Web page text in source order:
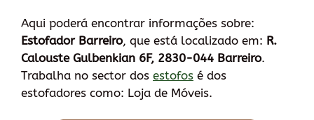
Aqui poderá encontrar informações sobre:
Estofador Barreiro, que está localizado em: R.
Calouste Gulbenkian 6F, 2830-044 Barreiro.
Trabalha no sector dos estofos é dos
estofadores como: Loja de Móveis.